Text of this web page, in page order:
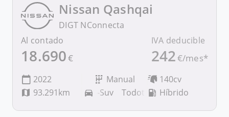
Nissan Qashqai
DIGT NConnecta
Al contado
18.690€
IVA deducible
242€/mes*
2022 Manual
140cv
93.291km
Todoterreno-Suv Todoterreno-Suv
Híbrido